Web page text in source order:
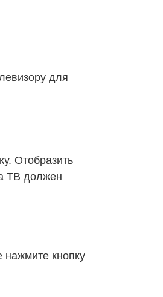
для
Отобразить
ТВ должен
нажмите кнопку